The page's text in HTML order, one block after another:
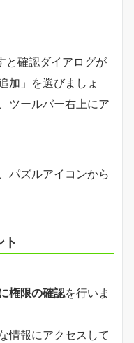
と確認ダイアログが
加」を選びましょ
ツールバー右上にア
パズルアイコンから
ト
権限の確認を行いま
情報にアクセスして